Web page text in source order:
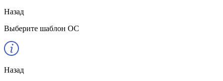
Назад
Выберите шаблон ОС
Назад